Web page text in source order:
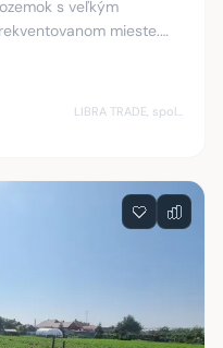
s veľkým
mieste.
plány! Rozloha